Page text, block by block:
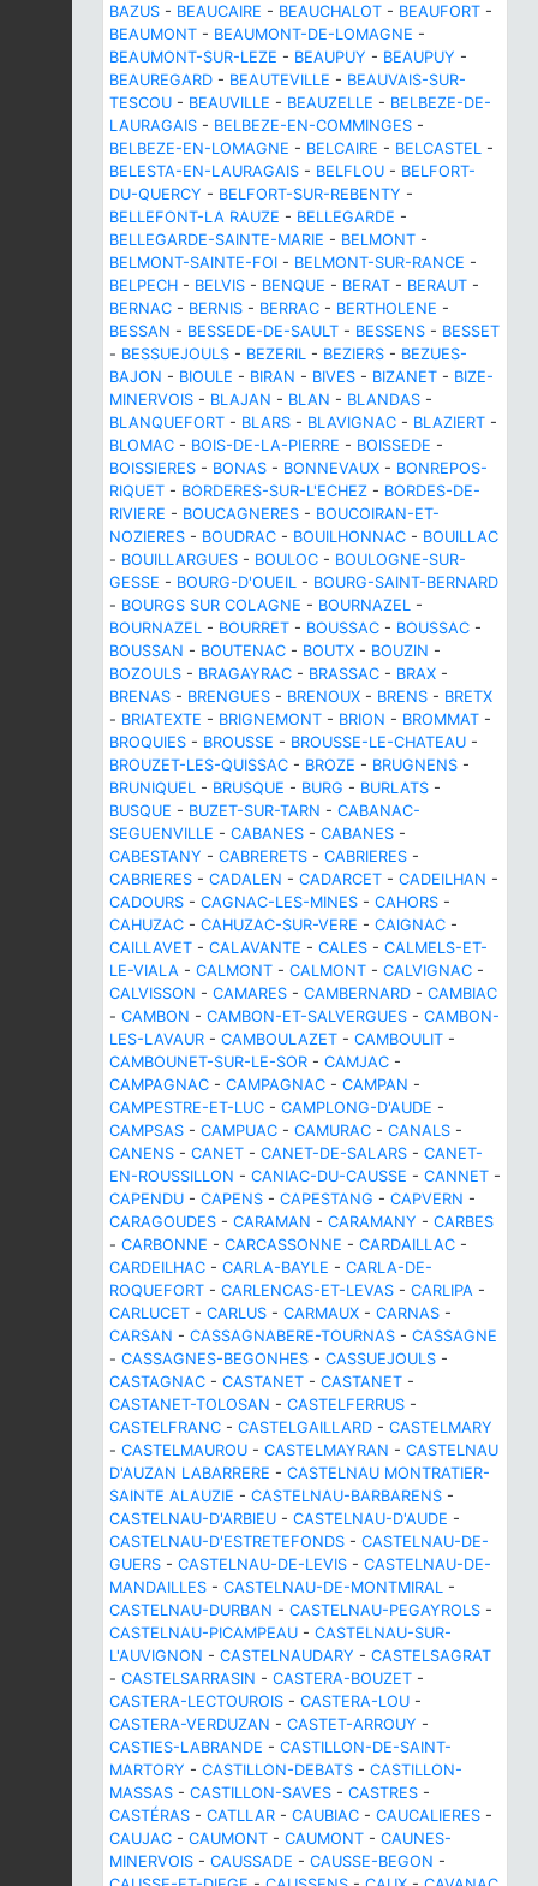
BAZUS - BEAUCAIRE - BEAUCHALOT - BEAUFORT -
BEAUMONT - BEAUMONT-DE-LOMAGNE -
BEAUMONT-SUR-LEZE - BEAUPUY - BEAUPUY -
BEAUREGARD - BEAUTEVILLE - BEAUVAIS-SUR-
TESCOU - BEAUVILLE - BEAUZELLE - BELBEZE-DE-
LAURAGAIS - BELBEZE-EN-COMMINGES -
BELBEZE-EN-LOMAGNE - BELCAIRE - BELCASTEL -
BELESTA-EN-LAURAGAIS - BELFLOU - BELFORT-
DU-QUERCY - BELFORT-SUR-REBENTY -
BELLEFONT-LA RAUZE - BELLEGARDE -
BELLEGARDE-SAINTE-MARIE - BELMONT -
BELMONT-SAINTE-FOI - BELMONT-SUR-RANCE -
BELPECH - BELVIS - BENQUE - BERAT - BERAUT -
BERNAC - BERNIS - BERRAC - BERTHOLENE -
BESSAN - BESSEDE-DE-SAULT - BESSENS - BESSET
- BESSUEJOULS - BEZERIL - BEZIERS - BEZUES-
BAJON - BIOULE - BIRAN - BIVES - BIZANET - BIZE-
MINERVOIS - BLAJAN - BLAN - BLANDAS -
BLANQUEFORT - BLARS - BLAVIGNAC - BLAZIERT -
BLOMAC - BOIS-DE-LA-PIERRE - BOISSEDE -
BOISSIERES - BONAS - BONNEVAUX - BONREPOS-
RIQUET - BORDERES-SUR-L'ECHEZ - BORDES-DE-
RIVIERE - BOUCAGNERES - BOUCOIRAN-ET-
NOZIERES - BOUDRAC - BOUILHONNAC - BOUILLAC
- BOUILLARGUES - BOULOC - BOULOGNE-SUR-
GESSE - BOURG-D'OUEIL - BOURG-SAINT-BERNARD
- BOURGS SUR COLAGNE - BOURNAZEL -
BOURNAZEL - BOURRET - BOUSSAC - BOUSSAC -
BOUSSAN - BOUTENAC - BOUTX - BOUZIN -
BOZOULS - BRAGAYRAC - BRASSAC - BRAX -
BRENAS - BRENGUES - BRENOUX - BRENS - BRETX
- BRIATEXTE - BRIGNEMONT - BRION - BROMMAT -
BROQUIES - BROUSSE - BROUSSE-LE-CHATEAU -
BROUZET-LES-QUISSAC - BROZE - BRUGNENS -
BRUNIQUEL - BRUSQUE - BURG - BURLATS -
BUSQUE - BUZET-SUR-TARN - CABANAC-
SEGUENVILLE - CABANES - CABANES -
CABESTANY - CABRERETS - CABRIERES -
CABRIERES - CADALEN - CADARCET - CADEILHAN -
CADOURS - CAGNAC-LES-MINES - CAHORS -
CAHUZAC - CAHUZAC-SUR-VERE - CAIGNAC -
CAILLAVET - CALAVANTE - CALES - CALMELS-ET-
LE-VIALA - CALMONT - CALMONT - CALVIGNAC -
CALVISSON - CAMARES - CAMBERNARD - CAMBIAC
- CAMBON - CAMBON-ET-SALVERGUES - CAMBON-
LES-LAVAUR - CAMBOULAZET - CAMBOULIT -
CAMBOUNET-SUR-LE-SOR - CAMJAC -
CAMPAGNAC - CAMPAGNAC - CAMPAN -
CAMPESTRE-ET-LUC - CAMPLONG-D'AUDE -
CAMPSAS - CAMPUAC - CAMURAC - CANALS -
CANENS - CANET - CANET-DE-SALARS - CANET-
EN-ROUSSILLON - CANIAC-DU-CAUSSE - CANNET -
CAPENDU - CAPENS - CAPESTANG - CAPVERN -
CARAGOUDES - CARAMAN - CARAMANY - CARBES
- CARBONNE - CARCASSONNE - CARDAILLAC -
CARDEILHAC - CARLA-BAYLE - CARLA-DE-
ROQUEFORT - CARLENCAS-ET-LEVAS - CARLIPA -
CARLUCET - CARLUS - CARMAUX - CARNAS -
CARSAN - CASSAGNABERE-TOURNAS - CASSAGNE
- CASSAGNES-BEGONHES - CASSUEJOULS -
CASTAGNAC - CASTANET - CASTANET -
CASTANET-TOLOSAN - CASTELFERRUS -
CASTELFRANC - CASTELGAILLARD - CASTELMARY
- CASTELMAUROU - CASTELMAYRAN - CASTELNAU
D'AUZAN LABARRERE - CASTELNAU MONTRATIER-
SAINTE ALAUZIE - CASTELNAU-BARBARENS -
CASTELNAU-D'ARBIEU - CASTELNAU-D'AUDE -
CASTELNAU-D'ESTRETEFONDS - CASTELNAU-DE-
GUERS - CASTELNAU-DE-LEVIS - CASTELNAU-DE-
MANDAILLES - CASTELNAU-DE-MONTMIRAL -
CASTELNAU-DURBAN - CASTELNAU-PEGAYROLS -
CASTELNAU-PICAMPEAU - CASTELNAU-SUR-
L'AUVIGNON - CASTELNAUDARY - CASTELSAGRAT
- CASTELSARRASIN - CASTERA-BOUZET -
CASTERA-LECTOUROIS - CASTERA-LOU -
CASTERA-VERDUZAN - CASTET-ARROUY -
CASTIES-LABRANDE - CASTILLON-DE-SAINT-
MARTORY - CASTILLON-DEBATS - CASTILLON-
MASSAS - CASTILLON-SAVES - CASTRES -
CASTÉRAS - CATLLAR - CAUBIAC - CAUCALIERES -
CAUJAC - CAUMONT - CAUMONT - CAUNES-
MINERVOIS - CAUSSADE - CAUSSE-BEGON -